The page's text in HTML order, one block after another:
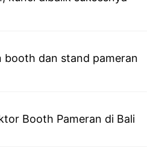
booth dan stand pameran
Booth Pameran di Bali